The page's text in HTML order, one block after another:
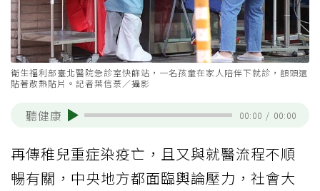
衛生福利部臺北醫院急診室快篩站，一名孩童在家人陪伴下就診，額頭還
貼著散熱貼片。記者葉信菉／攝影
聽健康 00:00 / 00:00
再傳稚兒重症染疫亡，且又與就醫流程不順
暢有關，中央地方都面臨輿論壓力，社會大